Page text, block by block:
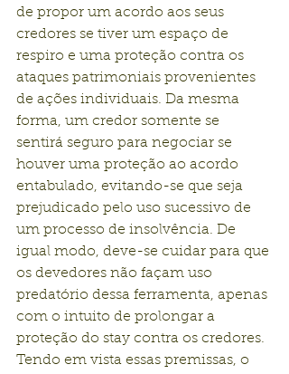
de propor um acordo aos seus
credores se tiver um espaço de
respiro e uma proteção contra os
ataques patrimoniais provenientes
de ações individuais. Da mesma
forma, um credor somente se
sentirá seguro para negociar se
houver uma proteção ao acordo
entabulado, evitando-se que seja
prejudicado pelo uso sucessivo de
um processo de insolvência. De
igual modo, deve-se cuidar para que
os devedores não façam uso
predatório dessa ferramenta, apenas
com o intuito de prolongar a
proteção do stay contra os credores.
Tendo em vista essas premissas, o